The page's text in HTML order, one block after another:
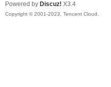
Powered by Discuz! X3.4
Copyright © 2001-2023, Tencent Cloud.